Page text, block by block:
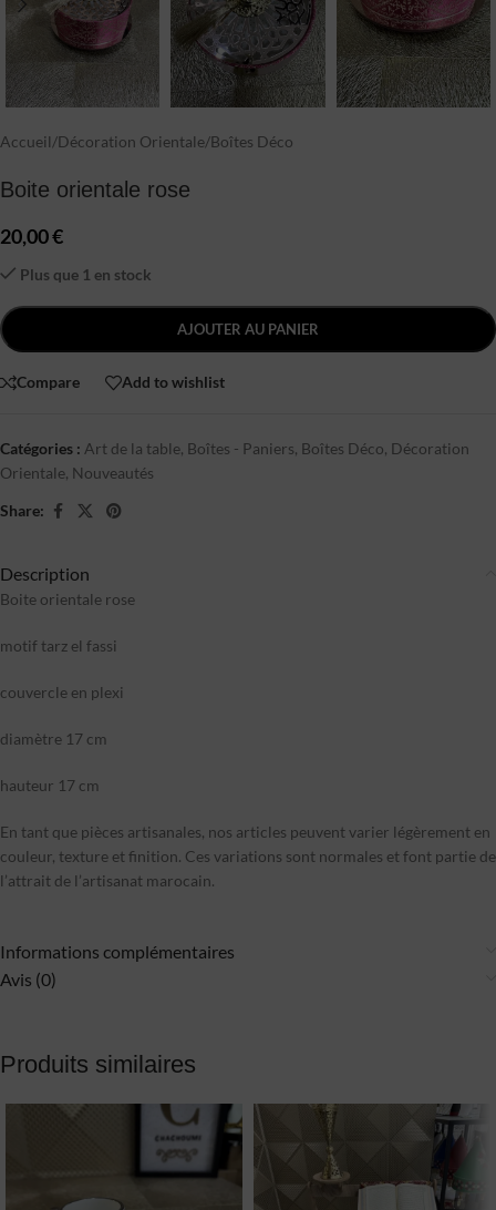
Accueil/Décoration Orientale/Boîtes Déco
Boite orientale rose
20,00€
Plus que 1 en stock
AJOUTER AU PANIER
Compare Add to wishlist
Catégories : Art de la table, Boîtes - Paniers, Boîtes Déco, Décoration
Orientale, Nouveautés
Share:
Description
Boite orientale rose
motif tarz el fassi
couvercle en plexi
diamètre 17 cm
hauteur 17 cm
En tant que pièces artisanales, nos articles peuvent varier légèrement en
couleur, texture et finition. Ces variations sont normales et font partie de
l’attrait de l’artisanat marocain.
Informations complémentaires
Avis (0)
Produits similaires